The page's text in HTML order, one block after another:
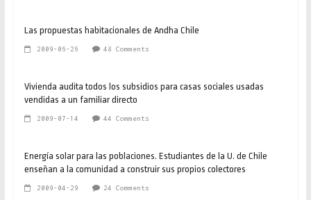
Las propuestas habitacionales de Andha Chile
2009-06-26 48 Comments
Vivienda audita todos los subsidios para casas sociales usadas
vendidas a un familiar directo
2009-07-14 44 Comments
Energía solar para las poblaciones. Estudiantes de la U. de Chile
enseñan a la comunidad a construir sus propios colectores
2009-04-29 24 Comments